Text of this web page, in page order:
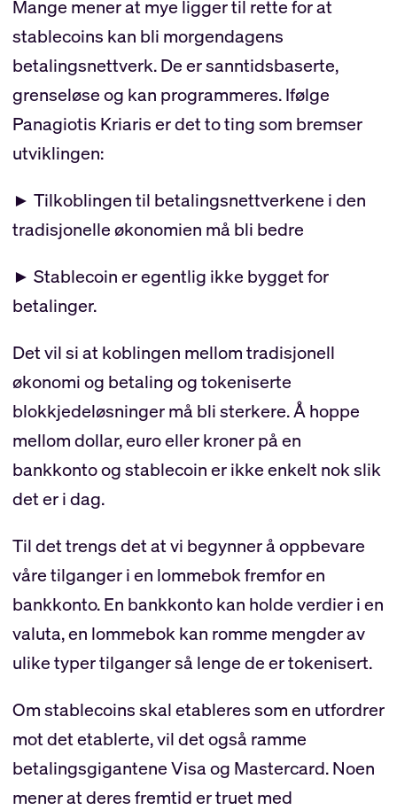
Mange mener at mye ligger til rette for at
stablecoins kan bli morgendagens
betalingsnettverk. De er sanntidsbaserte,
grenseløse og kan programmeres. Ifølge
Panagiotis Kriaris er det to ting som bremser
utviklingen:
► Tilkoblingen til betalingsnettverkene i den
tradisjonelle økonomien må bli bedre
► Stablecoin er egentlig ikke bygget for
betalinger.
Det vil si at koblingen mellom tradisjonell
økonomi og betaling og tokeniserte
blokkjedeløsninger må bli sterkere. Å hoppe
mellom dollar, euro eller kroner på en
bankkonto og stablecoin er ikke enkelt nok slik
det er i dag.
Til det trengs det at vi begynner å oppbevare
våre tilganger i en lommebok fremfor en
bankkonto. En bankkonto kan holde verdier i en
valuta, en lommebok kan romme mengder av
ulike typer tilganger så lenge de er tokenisert.
Om stablecoins skal etableres som en utfordrer
mot det etablerte, vil det også ramme
betalingsgigantene Visa og Mastercard. Noen
mener at deres fremtid er truet med